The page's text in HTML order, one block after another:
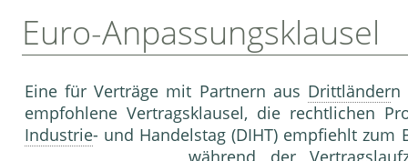
Euro-Anpassungsklausel
Eine für Verträge mit Partnern aus Drittländern
empfohlene Vertragsklausel, die rechtlichen
Industrie- und Handelstag (DIHT) empfiehlt zum
während der